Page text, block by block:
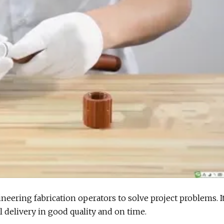
fabrication operators to solve project problems.
in good quality and on time.